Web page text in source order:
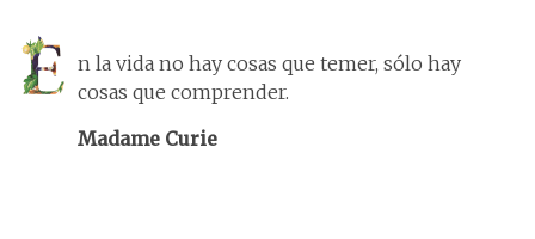
n la vida no hay cosas que temer, sólo hay
cosas que comprender.
Madame Curie